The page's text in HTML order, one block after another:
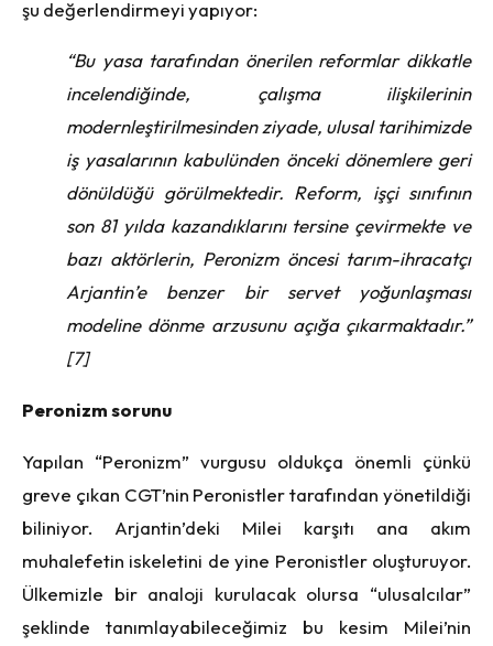
şu değerlendirmeyi yapıyor:
“Bu yasa tarafından önerilen reformlar dikkatle
incelendiğinde, çalışma ilişkilerinin
modernleştirilmesinden ziyade, ulusal tarihimizde
iş yasalarının kabulünden önceki dönemlere geri
dönüldüğü görülmektedir. Reform, işçi sınıfının
son 81 yılda kazandıklarını tersine çevirmekte ve
bazı aktörlerin, Peronizm öncesi tarım-ihracatçı
Arjantin’e benzer bir servet yoğunlaşması
modeline dönme arzusunu açığa çıkarmaktadır.”
[7]
Peronizm sorunu
Yapılan “Peronizm” vurgusu oldukça önemli çünkü
greve çıkan CGT’nin Peronistler tarafından yönetildiği
biliniyor. Arjantin’deki Milei karşıtı ana akım
muhalefetin iskeletini de yine Peronistler oluşturuyor.
Ülkemizle bir analoji kurulacak olursa “ulusalcılar”
şeklinde tanımlayabileceğimiz bu kesim Milei’nin